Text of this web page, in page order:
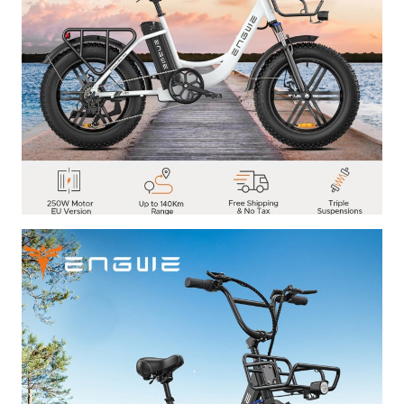
un'accelerazione fluida e potente, anche in salita.
Batteria ad alta capacità:
Permette di affrontare
lunghe percorrenze senza preoccupazioni.
Telaio in alluminio robusto:Assicura una guida
stabile e duratura.
Pneumatici fat da 20x4.0":Offrono un'aderenza
eccezionale su qualsiasi superficie, assorbendo gli urti
e garantendo una guida confortevole.
Freni a disco idraulici:
Garantiscono una frenata
potente e modulabile in ogni condizione.
Display LCD multifunzione:
informazioni necessarie durante la guida, come
velocità, autonomia residua e livello di assistenza.
Cambio Shimano a 7 velocità: Permette di adattare la
pedalata a qualsiasi tipo di terreno.
Vantaggi: